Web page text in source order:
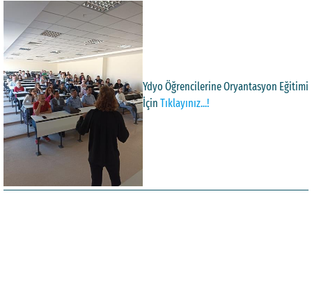
Ydyo Öğrencilerine Oryantasyon Eğitimi
İçin Tıklayınız...!